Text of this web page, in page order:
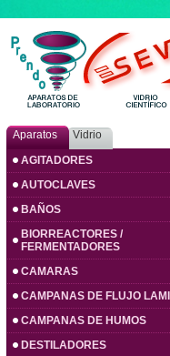
Aparatos
Vidrio
AGITADORES
AUTOCLAVES
BAÑOS
BIORREACTORES /
FERMENTADORES
CAMARAS
CAMPANAS DE FLUJO
CAMPANAS DE HUMOS
DESTILADORES